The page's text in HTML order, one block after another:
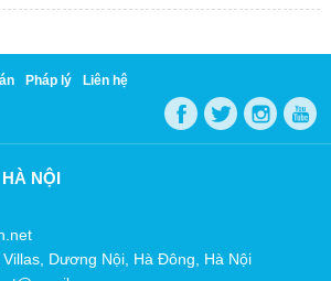
Pháp lý Liên hệ
NỘI
Dương Nội, Hà Đông, Hà Nội